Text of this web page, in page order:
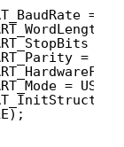
=
=
=
=
=